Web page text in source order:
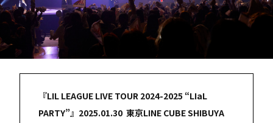
『LIL LEAGUE LIVE TOUR 2024-2025 “LIaL
PARTY”』2025.01.30 東京LINE CUBE SHIBUYA